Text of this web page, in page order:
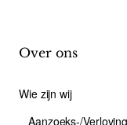
Over ons
Wie zijn wij